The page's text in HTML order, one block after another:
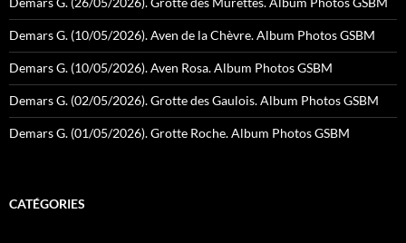
Demars G. (10/05/2026). Aven de la Chèvre. Album Photos GSBM
Demars G. (10/05/2026). Aven Rosa. Album Photos GSBM
Demars G. (02/05/2026). Grotte des Gaulois. Album Photos GSBM
Demars G. (01/05/2026). Grotte Roche. Album Photos GSBM
CATÉGORIES